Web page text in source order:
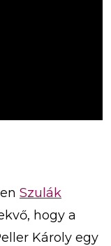
Szulák
hogy a
Károly egy